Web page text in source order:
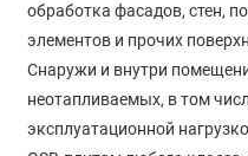
обработка фасадов, стен,
элементов и прочих
Снаружи и внутри
неотапливаемых, в том
эксплуатационной